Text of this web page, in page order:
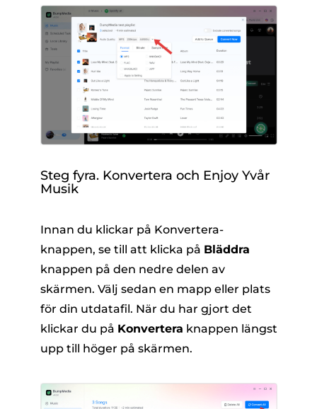
Steg fyra. Konvertera och Enjoy Yvår
Musik
Innan du klickar på Konvertera-
knappen, se till att klicka på Bläddra
knappen på den nedre delen av
skärmen. Välj sedan en mapp eller plats
för din utdatafil. När du har gjort det
klickar du på Konvertera knappen längst
upp till höger på skärmen.